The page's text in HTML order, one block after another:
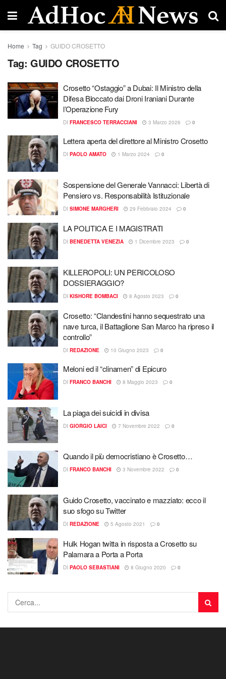
Home Tag GUIDO CROSETTO
Tag: GUIDO CROSETTO
Crosetto “Ostaggio” a Dubai: Il Ministro della
Difesa Bloccato dai Droni Iraniani Durante
l’Operazione Fury
DI FRANCESCO TERRACCIANI 3 Marzo 2026 0
Lettera aperta del direttore al Ministro Crosetto
DI PAOLO AMATO 1 Marzo 2024 0
Sospensione del Generale Vannacci: Libertà di
Pensiero vs. Responsabilità Istituzionale
DI SIMONE MARGHERI 29 Febbraio 2024 0
LA POLITICA E I MAGISTRATI
DI BENEDETTA VENEZIA 1 Dicembre 2023 0
KILLEROPOLI: UN PERICOLOSO
DOSSIERAGGIO?
DI KISHORE BOMBACI 8 Agosto 2023 0
Crosetto: “Clandestini hanno sequestrato una
nave turca, il Battaglione San Marco ha ripreso il
controllo”
DI REDAZIONE 10 Giugno 2023 0
Meloni ed il “clinamen” di Epicuro
DI FRANCO BANCHI 8 Maggio 2023 0
La piaga dei suicidi in divisa
DI GIORGIO LAICI 7 Novembre 2022 0
Quando il più democristiano è Crosetto…
DI FRANCO BANCHI 3 Novembre 2022 0
Guido Crosetto, vaccinato e mazziato: ecco il
suo sfogo su Twitter
DI REDAZIONE 5 Agosto 2021 0
Hulk Hogan twitta in risposta a Crosetto su
Palamara a Porta a Porta
DI PAOLO SEBASTIANI 8 Giugno 2020 0